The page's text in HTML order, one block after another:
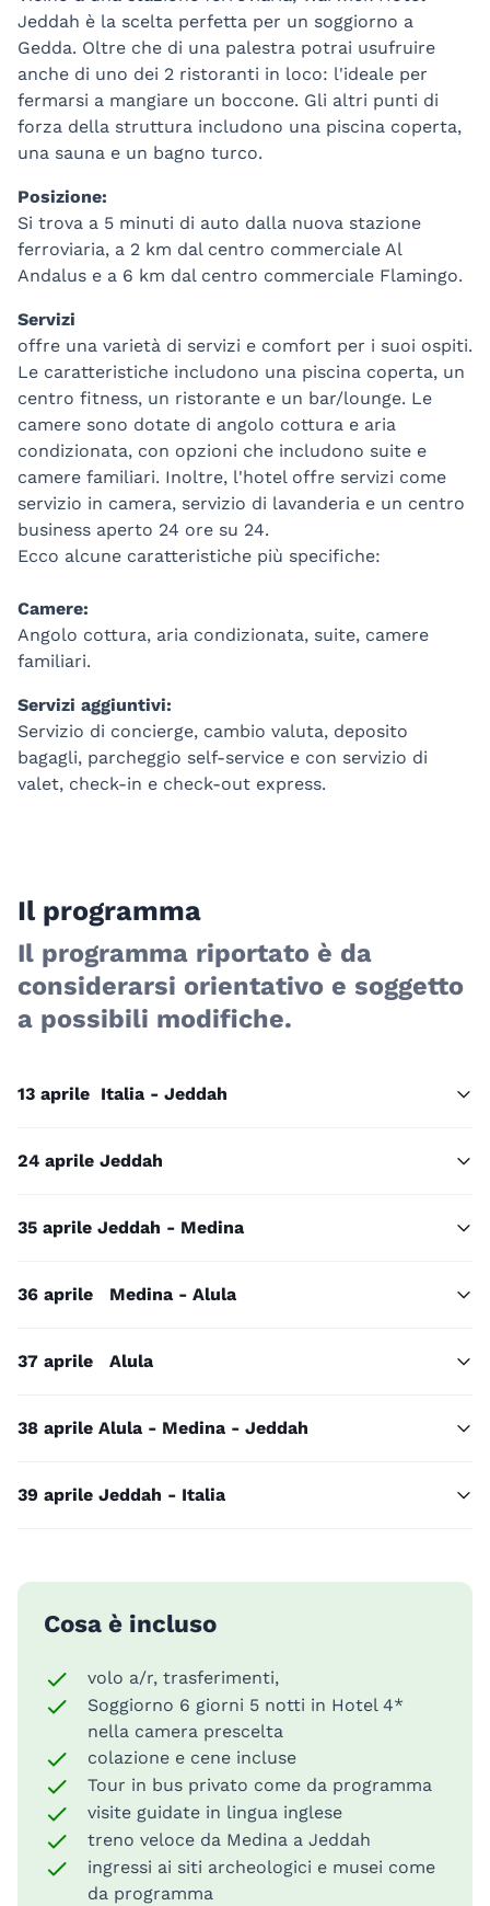
Jeddah è la scelta perfetta per un soggiorno a
Gedda. Oltre che di una palestra potrai usufruire
anche di uno dei 2 ristoranti in loco: l'ideale per
fermarsi a mangiare un boccone. Gli altri punti di
forza della struttura includono una piscina coperta,
una sauna e un bagno turco.
Posizione:
Si trova a 5 minuti di auto dalla nuova stazione
ferroviaria, a 2 km dal centro commerciale Al
Andalus e a 6 km dal centro commerciale Flamingo.
Servizi
offre una varietà di servizi e comfort per i suoi ospiti.
Le caratteristiche includono una piscina coperta, un
centro fitness, un ristorante e un bar/lounge. Le
camere sono dotate di angolo cottura e aria
condizionata, con opzioni che includono suite e
camere familiari. Inoltre, l'hotel offre servizi come
servizio in camera, servizio di lavanderia e un centro
business aperto 24 ore su 24.
Ecco alcune caratteristiche più specifiche:
Camere:
Angolo cottura, aria condizionata, suite, camere
familiari.
Servizi aggiuntivi:
Servizio di concierge, cambio valuta, deposito
bagagli, parcheggio self-service e con servizio di
valet, check-in e check-out express.
Il programma
Il programma riportato è da
considerarsi orientativo e soggetto
a possibili modifiche.
13 aprile Italia - Jeddah
24 aprile Jeddah
35 aprile Jeddah - Medina
36 aprile Medina - Alula
37 aprile Alula
38 aprile Alula - Medina - Jeddah
39 aprile Jeddah - Italia
Cosa è incluso
volo a/r, trasferimenti,
Soggiorno 6 giorni 5 notti in Hotel 4*
nella camera prescelta
colazione e cene incluse
Tour in bus privato come da programma
visite guidate in lingua inglese
treno veloce da Medina a Jeddah
ingressi ai siti archeologici e musei come
da programma